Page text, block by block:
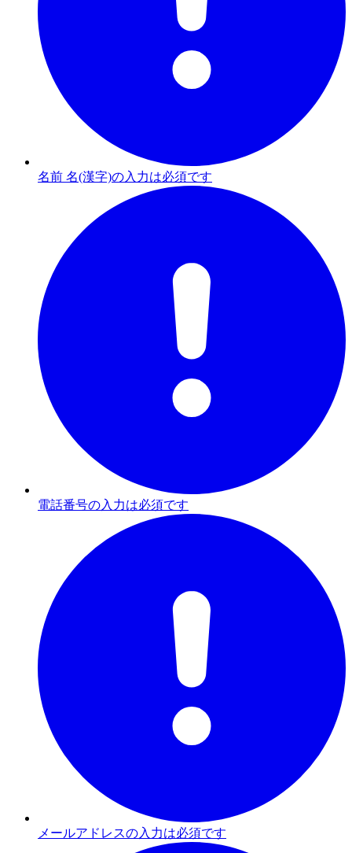
名前 名(漢字)の入力は必須です
電話番号の入力は必須です
メールアドレスの入力は必須です